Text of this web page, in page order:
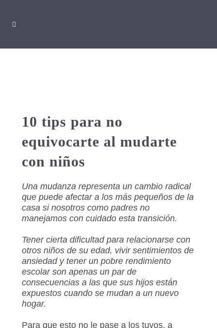
10 tips para no
equivocarte al mudarte
con niños
Una mudanza representa un cambio radical
que puede afectar a los más pequeños de la
casa si nosotros como padres no
manejamos con cuidado esta transición.
Tener cierta dificultad para relacionarse con
otros niños de su edad, vivir sentimientos de
ansiedad y tener un pobre rendimiento
escolar son apenas un par de
consecuencias a las que sus hijos están
expuestos cuando se mudan a un nuevo
hogar.
Para que esto no le pase a los tuyos, a